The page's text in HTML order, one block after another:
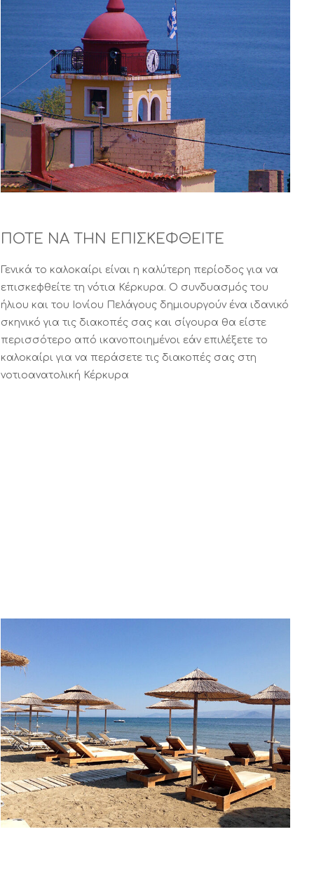
ΠΟΤΕ ΝΑ ΤΗΝ ΕΠΙΣΚΕΦΘΕΙΤΕ
Γενικά το καλοκαίρι είναι η καλύτερη περίοδος για να
επισκεφθείτε τη νότια Κέρκυρα. Ο συνδυασμός του
ήλιου και του Ιονίου Πελάγους δημιουργούν ένα ιδανικό
σκηνικό για τις διακοπές σας και σίγουρα θα είστε
περισσότερο από ικανοποιημένοι εάν επιλέξετε το
καλοκαίρι για να περάσετε τις διακοπές σας στη
νοτιοανατολική Κέρκυρα